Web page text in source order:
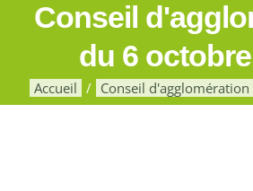
Conseil
du 6
Accueil Conseil